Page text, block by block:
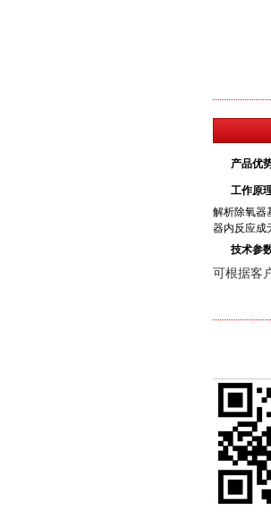
产品优
工作原
解析除氧器
器内反应成
技术参
可根据客